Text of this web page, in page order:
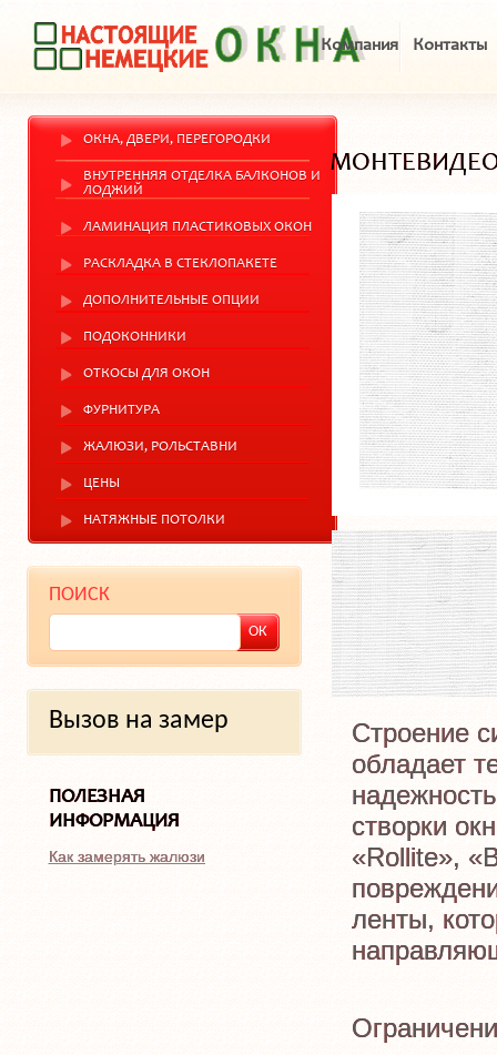
Компания Контакты
ОКНА, ДВЕРИ, ПЕРЕГОРОДКИ
ВНУТРЕННЯЯ ОТДЕЛКА БАЛКОНОВ И
ЛОДЖИЙ
ЛАМИНАЦИЯ ПЛАСТИКОВЫХ ОКОН
РАСКЛАДКА В СТЕКЛОПАКЕТЕ
ДОПОЛНИТЕЛЬНЫЕ ОПЦИИ
ПОДОКОННИКИ
ОТКОСЫ ДЛЯ ОКОН
ФУРНИТУРА
ЖАЛЮЗИ, РОЛЬСТАВНИ
ЦЕНЫ
НАТЯЖНЫЕ ПОТОЛКИ
ПОИСК
Вызов на замер
ПОЛЕЗНАЯ
ИНФОРМАЦИЯ
Как замерять жалюзи
Строение
обладает
створки
«Rollite»,
ленты,